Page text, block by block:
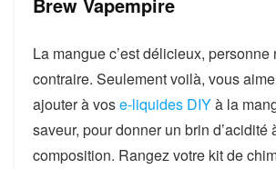
La mangue c’est délicieux, personne
contraire. Seulement voilà, vous
ajouter à vose-liquides DIYà la
saveur, pour donner un brin d’acidité
composition. Rangez votre kit de